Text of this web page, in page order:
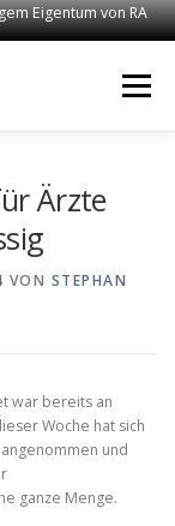
Eigentum von RA
Menü
Ärzte
VON STEPHAN
war bereits an
Woche hat sich
und
ganze Menge.